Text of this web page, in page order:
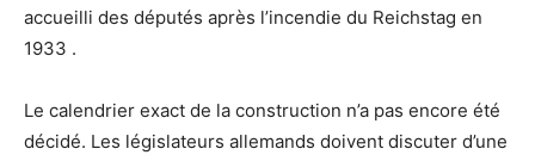
accueilli des députés après l’incendie du Reichstag en
1933 .
Le calendrier exact de la construction n’a pas encore été
décidé. Les législateurs allemands doivent discuter d’une